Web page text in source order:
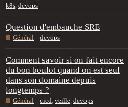
k8s, devops
Question d'embauche SRE
Général devops
Comment savoir si on fait encore
du bon boulot quand on est seul
dans son domaine depuis
longtemps ?
Général cicd, veille, devops